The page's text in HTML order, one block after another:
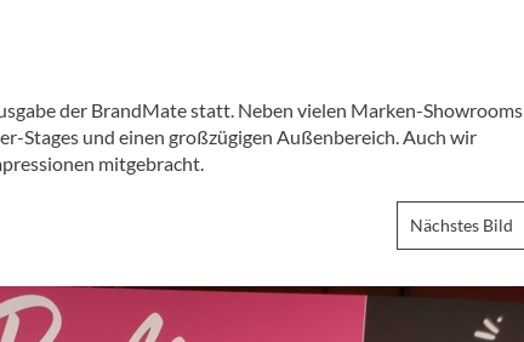
der BrandMate statt. Neben vielen Marken-Showrooms
Stages und einen großzügigen Außenbereich. Auch wir
mitgebracht.
Nächstes Bild